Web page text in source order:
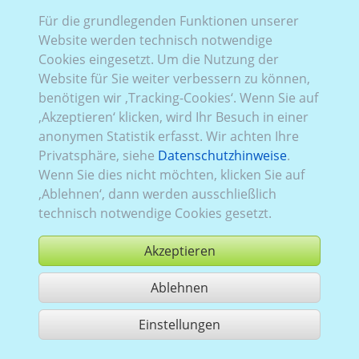
Rena_433:Baureihe 3,2010–2014,1,Heckflügeltüren
Verglasung Linksverglast, Rechtsverglast
verglast
kaufen
1 Treffer teilen
Für die grundlegenden Funktionen unserer
Website werden technisch notwendige
Cookies eingesetzt. Um die Nutzung der
Website für Sie weiter verbessern zu können,
benötigen wir ‚Tracking-Cookies‘. Wenn Sie auf
‚Akzeptieren‘ klicken, wird Ihr Besuch in einer
anonymen Statistik erfasst. Wir achten Ihre
Privatsphäre, siehe Datenschutzhinweise.
Wenn Sie dies nicht möchten, klicken Sie auf
‚Ablehnen‘, dann werden ausschließlich
technisch notwendige Cookies gesetzt.
Akzeptieren
Ablehnen
Einstellungen